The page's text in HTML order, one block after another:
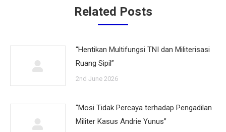
Related Posts
“Hentikan Multifungsi TNI dan Militerisasi
Ruang Sipil”
2nd June 2026
“Mosi Tidak Percaya terhadap Pengadilan
Militer Kasus Andrie Yunus”